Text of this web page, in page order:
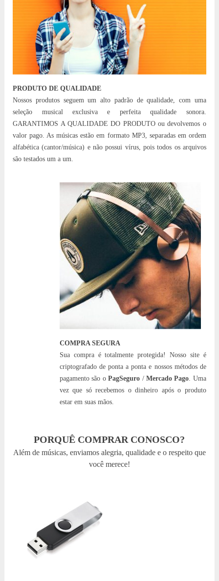
PRODUTO DE QUALIDADE
Nossos produtos seguem um alto padrão de qualidade, com uma
seleção musical exclusiva e perfeita qualidade sonora.
GARANTIMOS A QUALIDADE DO PRODUTO ou devolvemos o
valor pago. As músicas estão em formato MP3, separadas em ordem
alfabética (cantor/música) e não possui vírus, pois todos os arquivos
são testados um a um.
COMPRA SEGURA
Sua compra é totalmente protegida! Nosso site é
criptografado de ponta a ponta e nossos métodos de
pagamento são oPagSeguro /Mercado Pago. Uma
vez que só recebemos o dinheiro após o produto
estar em suas mãos.
PORQUÊ COMPRAR CONOSCO?
Além de músicas, enviamos alegria, qualidade e o respeito que
você merece!